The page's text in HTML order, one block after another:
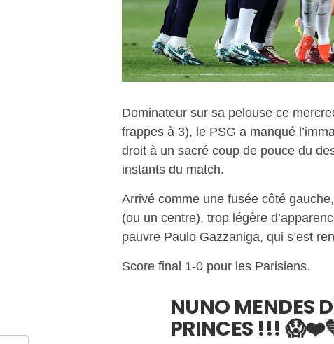
Dominateur sur sa pelouse ce
frappes à 3), le PSG a manqué
droit à un sacré coup de pouce du
instants du match.
Arrivé comme une fusée côté
(ou un centre), trop légère
pauvre Paulo Gazzaniga, qui s’est
Score final 1-0 pour les Parisiens.
NUNO MENDES
PRINCES !!!